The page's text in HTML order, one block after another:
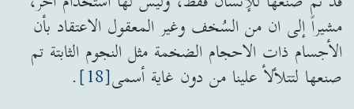
مشيراً إلى ان من السُخف وغير المعقول الاعتقاد بأن
الأجسام ذات الاحجام الضخمة مثل النجوم الثابتة تم
صنعها لتتلألأ علينا من دون غاية أسمى[18]
.